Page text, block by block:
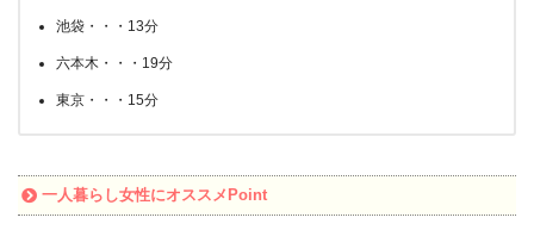
池袋・・・13分
六本木・・・19分
東京・・・15分
一人暮らし女性にオススメPoint